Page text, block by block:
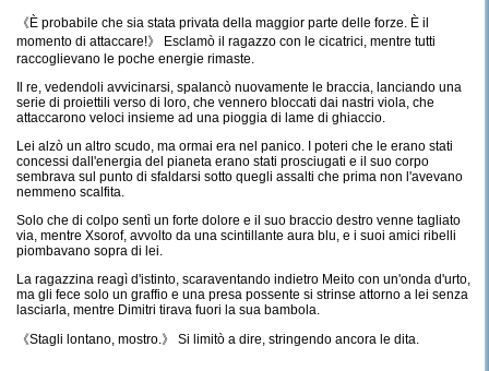
《È probabile che sia stata privata della maggior parte delle forze. È il
momento di attaccare!》 Esclamò il ragazzo con le cicatrici, mentre tutti
raccoglievano le poche energie rimaste.
Il re, vedendoli avvicinarsi, spalancò nuovamente le braccia, lanciando una
serie di proiettili verso di loro, che vennero bloccati dai nastri viola, che
attaccarono veloci insieme ad una pioggia di lame di ghiaccio.
Lei alzò un altro scudo, ma ormai era nel panico. I poteri che le erano stati
concessi dall'energia del pianeta erano stati prosciugati e il suo corpo
sembrava sul punto di sfaldarsi sotto quegli assalti che prima non l'avevano
nemmeno scalfita.
Solo che di colpo sentì un forte dolore e il suo braccio destro venne tagliato
via, mentre Xsorof, avvolto da una scintillante aura blu, e i suoi amici ribelli
piombavano sopra di lei.
La ragazzina reagì d'istinto, scaraventando indietro Meito con un'onda d'urto,
ma gli fece solo un graffio e una presa possente si strinse attorno a lei senza
lasciarla, mentre Dimitri tirava fuori la sua bambola.
《Stagli lontano, mostro.》 Si limitò a dire, stringendo ancora le dita.